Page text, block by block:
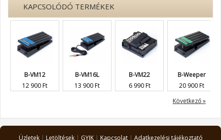
KAPCSOLÓDÓ TERMÉKEK
B-VM12
12 900 Ft
B-VM16L
13 900 Ft
B-VM22
6 990 Ft
B-Weeper
20 900 Ft
Következő »
Üzletek| Letöltések| GYIK| Kapcsolat| Adatkezelési tájékoztató